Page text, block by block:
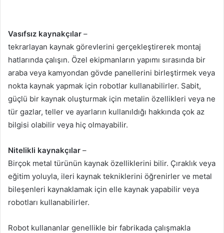
Vasıfsız kaynakçılar –
tekrarlayan kaynak görevlerini gerçekleştirerek montaj
hatlarında çalışın. Özel ekipmanların yapımı sırasında bir
araba veya kamyondan gövde panellerini birleştirmek veya
nokta kaynak yapmak için robotlar kullanabilirler. Sabit,
güçlü bir kaynak oluşturmak için metalin özellikleri veya ne
tür gazlar, teller ve ayarların kullanıldığı hakkında çok az
bilgisi olabilir veya hiç olmayabilir.
Nitelikli kaynakçılar –
Birçok metal türünün kaynak özelliklerini bilir. Çıraklık veya
eğitim yoluyla, ileri kaynak tekniklerini öğrenirler ve metal
bileşenleri kaynaklamak için elle kaynak yapabilir veya
robotları kullanabilirler.
Robot kullananlar genellikle bir fabrikada çalışmakla